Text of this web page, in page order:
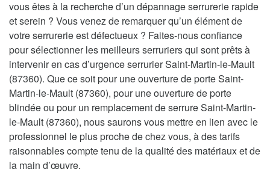
vous êtes à la recherche d’un dépannage serrurerie rapide
et serein ? Vous venez de remarquer qu’un élément de
votre serrurerie est défectueux ? Faites-nous confiance
pour sélectionner les meilleurs serruriers qui sont prêts à
intervenir en cas d’urgence serrurier Saint-Martin-le-Mault
(87360). Que ce soit pour une ouverture de porte Saint-
Martin-le-Mault (87360), pour une ouverture de porte
blindée ou pour un remplacement de serrure Saint-Martin-
le-Mault (87360), nous saurons vous mettre en lien avec le
professionnel le plus proche de chez vous, à des tarifs
raisonnables compte tenu de la qualité des matériaux et de
la main d’œuvre.